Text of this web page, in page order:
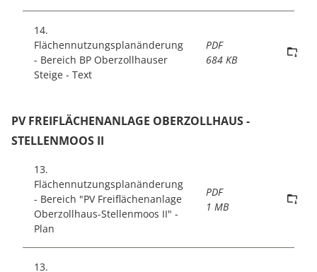
14.
Flächennutzungsplanänderung
- Bereich BP Oberzollhauser
Steige - Text
PDF
684 KB
PV FREIFLÄCHENANLAGE OBERZOLLHAUS -
STELLENMOOS II
13.
Flächennutzungsplanänderung
- Bereich "PV Freiflächenanlage
Oberzollhaus-Stellenmoos II" -
Plan
PDF
1 MB
13.